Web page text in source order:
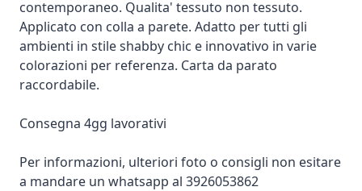
contemporaneo. Qualita' tessuto non tessuto.
Applicato con colla a parete. Adatto per tutti gli
ambienti in stile shabby chic e innovativo in varie
colorazioni per referenza. Carta da parato
raccordabile.
Consegna 4gg lavorativi
Per informazioni, ulteriori foto o consigli non esitare
a mandare un whatsapp al 3926053862